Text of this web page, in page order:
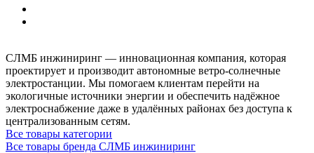
СЛМБ инжиниринг — инновационная компания, которая
проектирует и производит автономные ветро‑солнечные
электростанции. Мы помогаем клиентам перейти на
экологичные источники энергии и обеспечить надёжное
электроснабжение даже в удалённых районах без доступа к
централизованным сетям.
Все товары категории
Все товары бренда СЛМБ инжиниринг